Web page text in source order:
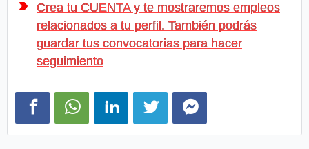
Crea tu CUENTA y te mostraremos empleos
relacionados a tu perfil. También podrás
guardar tus convocatorias para hacer
seguimiento